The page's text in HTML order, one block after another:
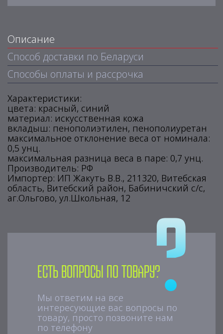
Описание
Способ доставки по Беларуси
Способы оплаты и рассрочка
Характеристики:
цвета: красный, синий
материал: искусственная кожа
вкладыш: пенополиэтилен, пенополиуретан
максимальное отклонение веса от номинала:
0,5 унц.
максимальная разница веса в паре: 0,7 унц.
Производитель: РФ
Импортер: ИП Жакуть В.В., 211320, Витебская
область, Витебский район, Бабиничский с/с,
аг.Ольгово, ул.Школьная, 12
Есть вопросы по товару?
Мы ответим на все
интересующие вас вопросы по
товару, просто позвоните нам
по телефону